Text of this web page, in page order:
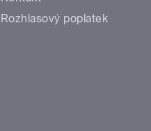
Rozhlasový poplatek